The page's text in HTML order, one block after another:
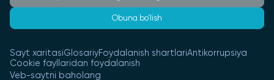
Obuna bo‘lish
Sayt xaritasiGlosariyFoydalanish shartlariAntikorrupsiya
Cookie fayllaridan foydalanish
Veb-saytni baholang